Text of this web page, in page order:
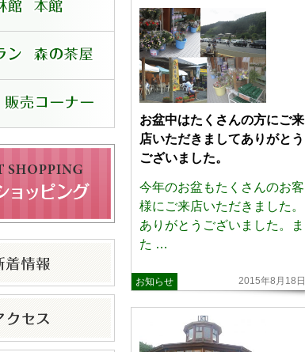
お盆中はたくさんの方にご来
店いただきましてありがとう
ございました。
今年のお盆もたくさんのお客
様にご来店いただきました。
ありがとうございました。ま
た …
2015年8月18日
お知らせ